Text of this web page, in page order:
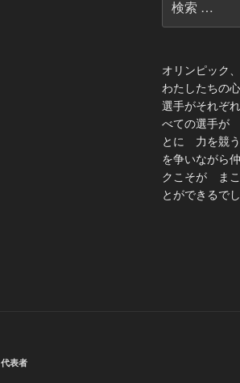
索:
オリンピック
わたしたちの
選手がそれぞ
べての選手が
とに 力を競う
を争いながら
クこそが まこ
とができるで
代表者